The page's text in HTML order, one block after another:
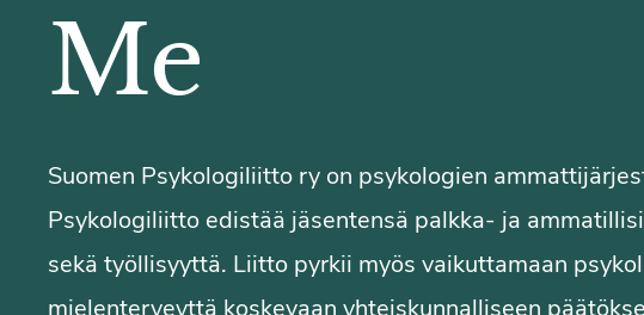
Me
Suomen Psykologiliitto ry on psykologien
Psykologiliitto edistää jäsentensä palkka- ja
sekä työllisyyttä. Liitto pyrkii myös vaikuttamaan
mielenterveyttä koskevaan yhteiskunnalliseen